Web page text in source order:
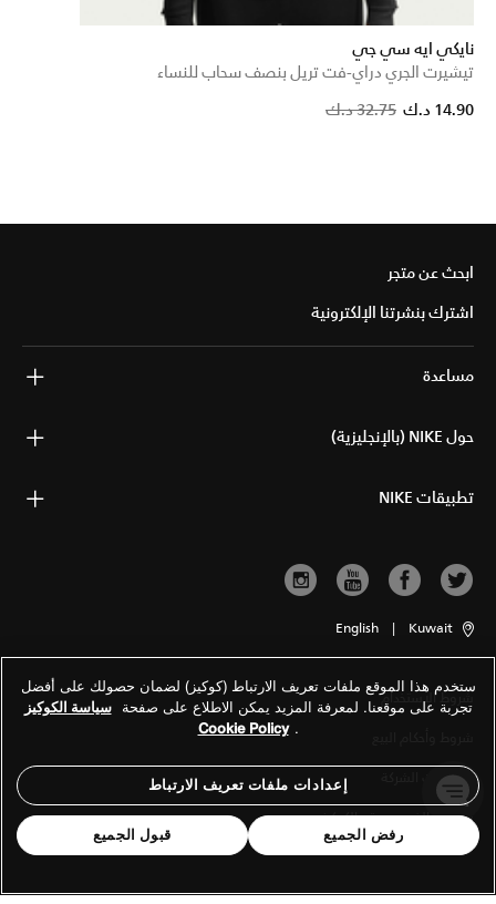
نايكي ايه سي جي
تيشيرت الجري دراي-فت تريل بنصف سحاب للنساء
Price reduced from
32.75 د.ك
to 14.90 د.ك
ابحث عن متجر
اشترك بنشرتنا الإلكترونية
مساعدة
حول NIKE (بالإنجليزية)
تطبيقات NIKE
Kuwait
|
English
شروط الاستخدام
معلومات الشركة
سياسة الخصوصية والكوكيز
ستخدم هذا الموقع ملفات تعريف الارتباط (كوكيز) لضمان حصولك على أفضل
تجربة على موقعنا. لمعرفة المزيد يمكن الاطلاع على صفحة سياسة الكوكيز
.
Cookie Policy
إعدادات ملفات تعريف الارتباط
رفض الجميع قبول الجميع